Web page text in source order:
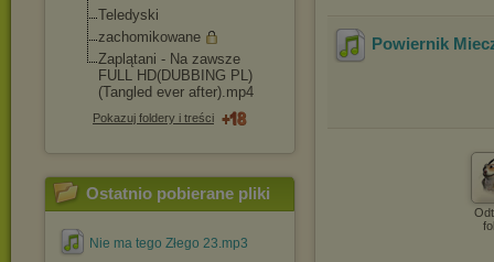
Teledyski
zachomikowane
Zaplątani - Na zawsze
FULL HD(DUBBING PL)
(Tangled ever after).mp4
Pokazuj foldery i treści
Ostatnio pobierane pliki
Nie ma tego Złego 23.mp3
Powiernik